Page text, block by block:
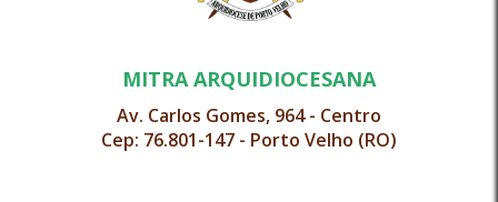
MITRA ARQUIDIOCESANA
Av. Carlos Gomes, 964 - Centro
Cep: 76.801-147 - Porto Velho (RO)